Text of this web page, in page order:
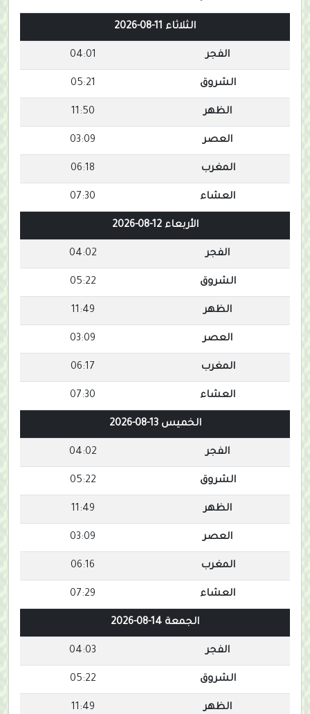
الثلاثاء 11-08-2026
الفجر 04:01
الشروق 05:21
الظهر 11:50
العصر 03:09
المغرب 06:18
العشاء 07:30
الأربعاء 12-08-2026
الفجر 04:02
الشروق 05:22
الظهر 11:49
العصر 03:09
المغرب 06:17
العشاء 07:30
الخميس 13-08-2026
الفجر 04:02
الشروق 05:22
الظهر 11:49
العصر 03:09
المغرب 06:16
العشاء 07:29
الجمعة 14-08-2026
الفجر 04:03
الشروق 05:22
الظهر 11:49